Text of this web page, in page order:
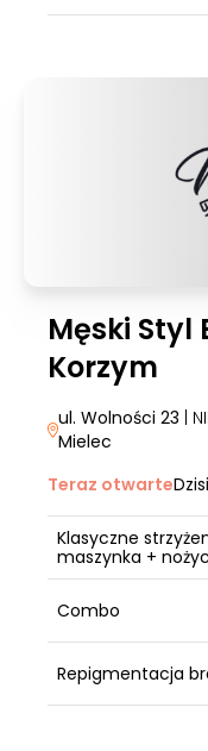
Męski Styl
Korzym
ul. Wolności 23 |
Mielec
Teraz otwarte
Klasyczne
maszynka +
Combo
Repigmentacja